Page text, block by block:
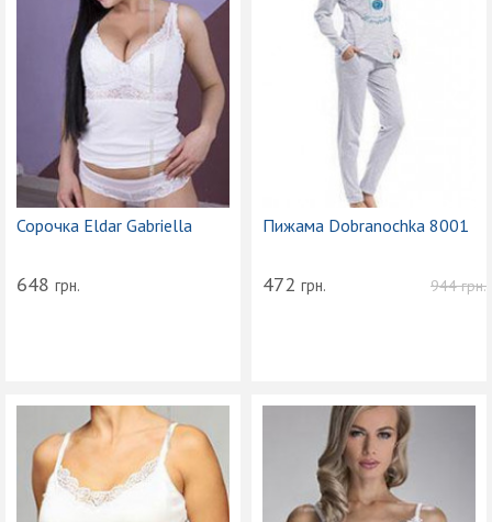
Сорочка Eldar Gabriella
648 грн.
Пижама Dobranochka 8001
944грн.
472 грн.